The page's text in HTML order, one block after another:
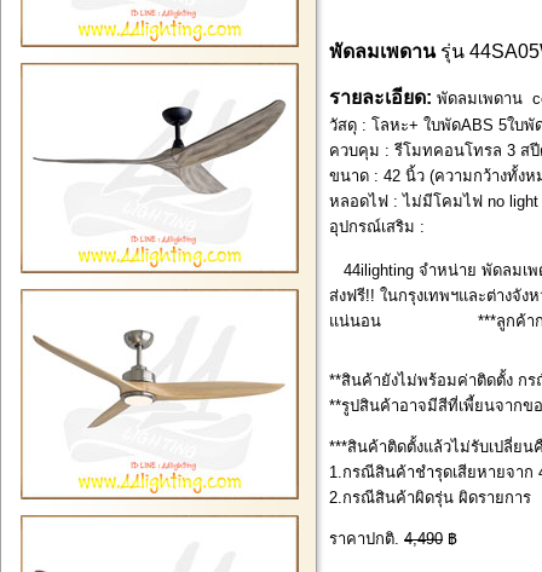
พัดลมเพดาน รุ่น
รายละเอียด: พัดลมเพดาน
วัสดุ : โลหะ+ ใบพัดABS 5ใบพั
ควบคุม : รีโมทคอนโทรล 3 ส
ขนาด : 42 นิ้ว (ความกว้างทั้งห
หลอดไฟ : ไม่มีโคมไฟ no light
อุปกรณ์เสริม :
44ilighting จำหน่าย พัดลมเ
ส่งฟรี!! ในกรุงเทพฯและต่างจั
แน่นอน ***ลูกค้ากรุงเท
**สินค้ายังไม่พร้อมค่าติดตั้ง ก
**รูปสินค้าอาจมีสีที่เพี้ยนจากขอ
***สินค้าติดตั้งแล้วไม่รับเปลี่ย
1.กรณีสินค้าชำรุดเสียหายจาก
2.กรณีสินค้าผิดรุ่น ผิดรายการ
ราคาปกติ. 4,490 ฿